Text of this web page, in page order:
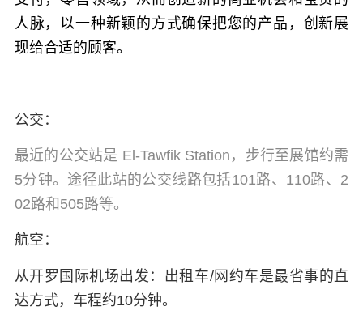
人脉，以一种新颖的方式确保把您的产品，创新展
现给合适的顾客。
公交：
最近的公交站是 El-Tawfik Station，步行至展馆约需
5分钟。途径此站的公交线路包括101路、110路、2
02路和505路等。
航空：
从开罗国际机场出发：出租车/网约车是最省事的直
达方式，车程约10分钟。